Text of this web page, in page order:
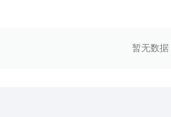
暂无数据